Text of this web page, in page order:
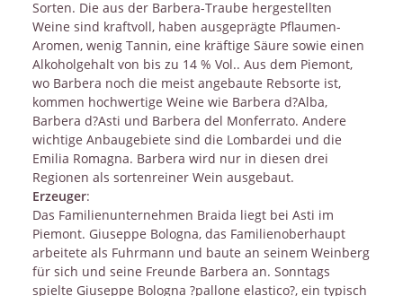
Sorten. Die aus der Barbera-Traube hergestellten
Weine sind kraftvoll, haben ausgeprägte Pflaumen-
Aromen, wenig Tannin, eine kräftige Säure sowie einen
Alkoholgehalt von bis zu 14 % Vol.. Aus dem Piemont,
wo Barbera noch die meist angebaute Rebsorte ist,
kommen hochwertige Weine wie Barbera d?Alba,
Barbera d?Asti und Barbera del Monferrato. Andere
wichtige Anbaugebiete sind die Lombardei und die
Emilia Romagna. Barbera wird nur in diesen drei
Regionen als sortenreiner Wein ausgebaut.
Erzeuger:
Das Familienunternehmen Braida liegt bei Asti im
Piemont. Giuseppe Bologna, das Familienoberhaupt
arbeitete als Fuhrmann und baute an seinem Weinberg
für sich und seine Freunde Barbera an. Sonntags
spielte Giuseppe Bologna ?pallone elastico?, ein typisch